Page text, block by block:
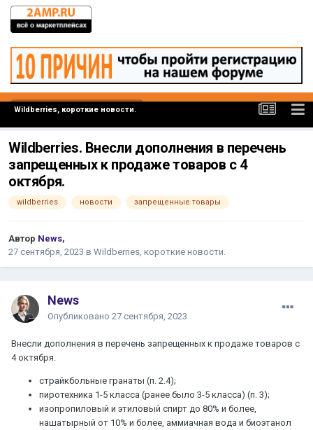
Wildberries, короткие новости.
Wildberries. Внесли дополнения в перечень
запрещенных к продаже товаров с 4
октября.
wildberries новости запрещенные товары
Автор News,
27 сентября, 2023 в Wildberries, короткие новости.
News
Опубликовано 27 сентября, 2023
Внесли дополнения в перечень запрещенных к продаже товаров с
4 октября.
страйкбольные гранаты (п. 2.4);
пиротехника 1-5 класса (ранее было 3-5 класса) (п. 3);
изопропиловый и этиловый спирт до 80% и более,
нашатырный от 10% и более, аммиачная вода и биоэтанол